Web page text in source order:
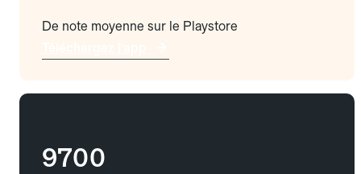
De note moyenne sur le Playstore
9700